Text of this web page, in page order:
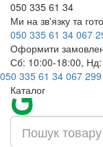
050 335 61 34
Ми на зв'язку та
050 335 61 34 067
Оформити
Сб: 10:00-18:00, Нд:
050 335 61 34 067
Каталог